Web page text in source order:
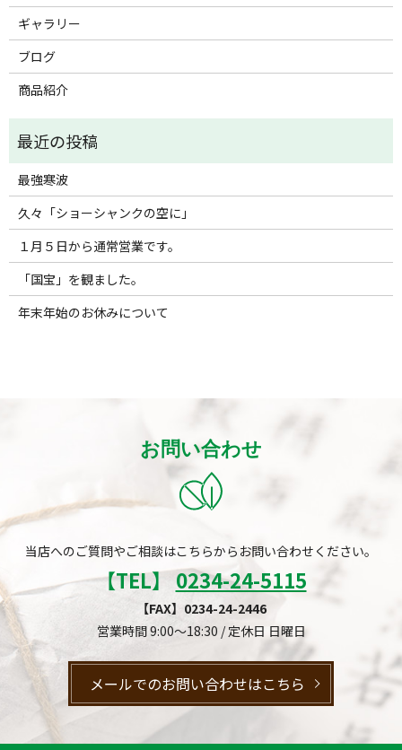
ギャラリー
ブログ
商品紹介
最強寒波
久々「ショーシャンクの空に」
１月５日から通常営業です。
「国宝」を観ました。
年末年始のお休みについて
お問い合わせ
当店へのご質問やご相談はこちらからお問い合わせください。
【TEL】 0234-24-5115
【FAX】0234-24-2446
営業時間 9:00～18:30 / 定休日 日曜日
メールでのお問い合わせはこちら